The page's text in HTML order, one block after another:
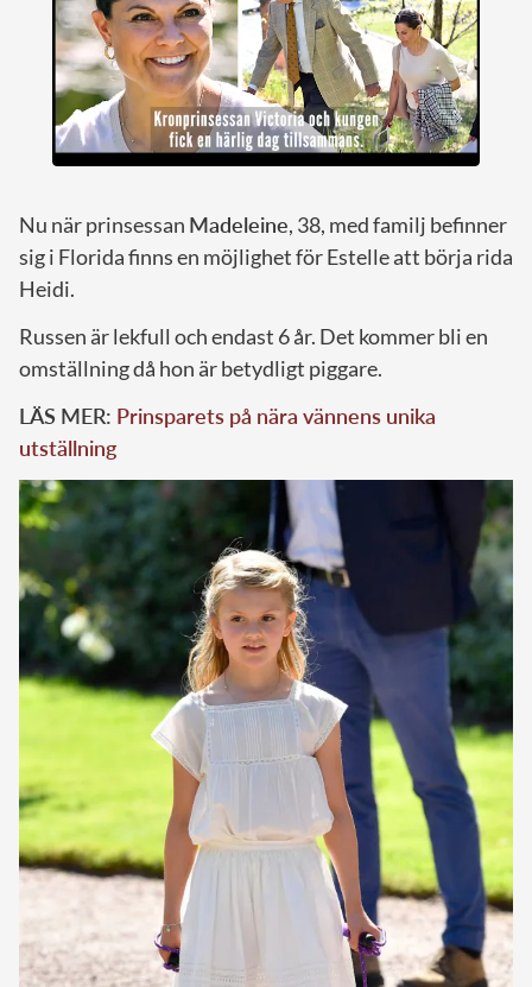
Nu när prinsessan Madeleine, 38, med familj befinner
sig i Florida finns en möjlighet för Estelle att börja rida
Heidi.
Russen är lekfull och endast 6 år. Det kommer bli en
omställning då hon är betydligt piggare.
LÄS MER: Prinsparets på nära vännens unika
utställning